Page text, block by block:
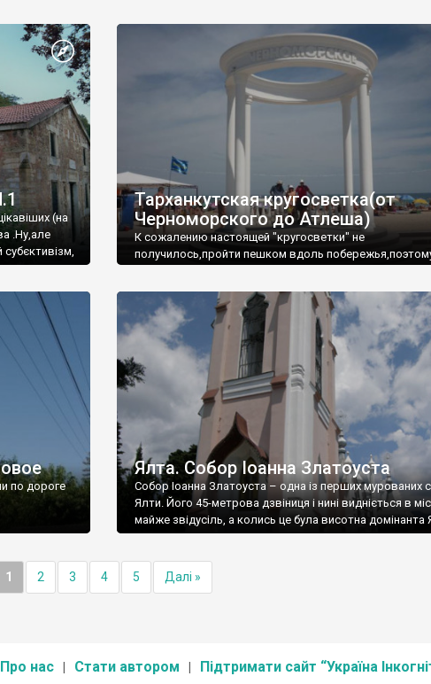
(на
.Ну,але
Тарханкутская кругосветка(от
Черноморского до Атлеша)
К сожалению настоящей "кругосветки" не
получилось,пройти пешком вдоль
по дороге
Ялта. Собор Іоанна Златоуста
Собор Іоанна Златоуста – одна із перших мурованих
Ялти. Його 45-метрова дзвіниця і нині видніється в
майже звідусіль, а колись це була висотна домінанта
1 2 3 4 5 Далі »
Про нас Стати автором Підтримати сайт “Україна